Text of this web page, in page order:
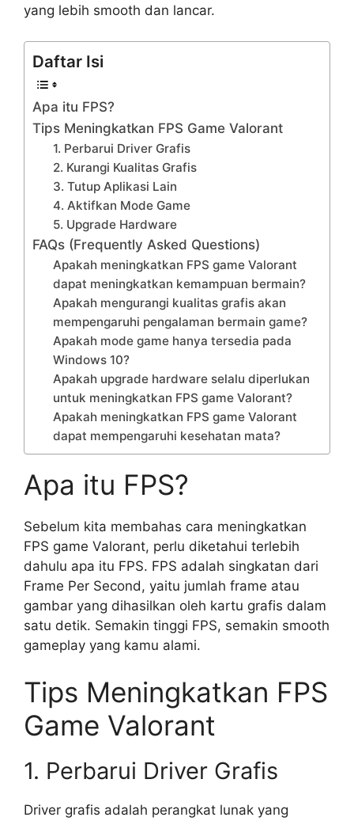
yang lebih smooth dan lancar.
Daftar Isi
Apa itu FPS?
Tips Meningkatkan FPS Game Valorant
1. Perbarui Driver Grafis
2. Kurangi Kualitas Grafis
3. Tutup Aplikasi Lain
4. Aktifkan Mode Game
5. Upgrade Hardware
FAQs (Frequently Asked Questions)
Apakah meningkatkan FPS game Valorant
dapat meningkatkan kemampuan bermain?
Apakah mengurangi kualitas grafis akan
mempengaruhi pengalaman bermain game?
Apakah mode game hanya tersedia pada
Windows 10?
Apakah upgrade hardware selalu diperlukan
untuk meningkatkan FPS game Valorant?
Apakah meningkatkan FPS game Valorant
dapat mempengaruhi kesehatan mata?
Apa itu FPS?
Sebelum kita membahas cara meningkatkan
FPS game Valorant, perlu diketahui terlebih
dahulu apa itu FPS. FPS adalah singkatan dari
Frame Per Second, yaitu jumlah frame atau
gambar yang dihasilkan oleh kartu grafis dalam
satu detik. Semakin tinggi FPS, semakin smooth
gameplay yang kamu alami.
Tips Meningkatkan FPS
Game Valorant
1. Perbarui Driver Grafis
Driver grafis adalah perangkat lunak yang